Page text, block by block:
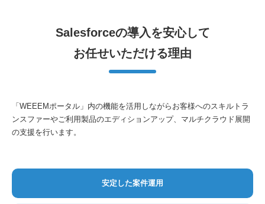
Salesforceの導入を安心して
お任せいただける理由
「WEEEMポータル」内の機能を活用しながらお客様へのスキルトラ
ンスファーやご利用製品のエディションアップ、マルチクラウド展開
の支援を行います。